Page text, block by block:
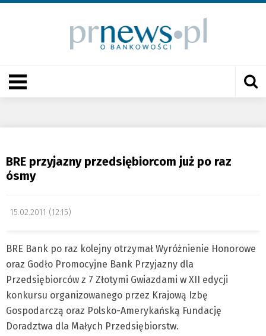
BRE przyjazny przedsiębiorcom już po raz
ósmy
15.02.2011 (12:15)
BRE Bank po raz kolejny otrzymał Wyróżnienie Honorowe
oraz Godło Promocyjne Bank Przyjazny dla
Przedsiębiorców z 7 Złotymi Gwiazdami w XII edycji
konkursu organizowanego przez Krajową Izbę
Gospodarczą oraz Polsko-Amerykańską Fundację
Doradztwa dla Małych Przedsiębiorstw.